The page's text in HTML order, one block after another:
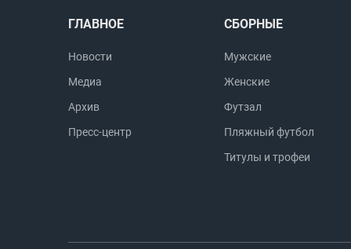
ГЛАВНОЕ
Новости
Медиа
Архив
Пресс-центр
СБОРНЫЕ
Мужские
Женские
Футзал
Пляжный футбол
Титулы и трофеи